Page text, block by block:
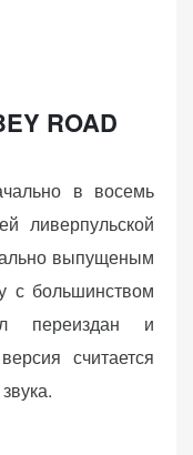
ROAD
в восемь
ливерпульской
выпущеным
с большинством
переиздан и
считается